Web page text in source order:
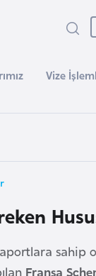
Vize
sahip
Fransa